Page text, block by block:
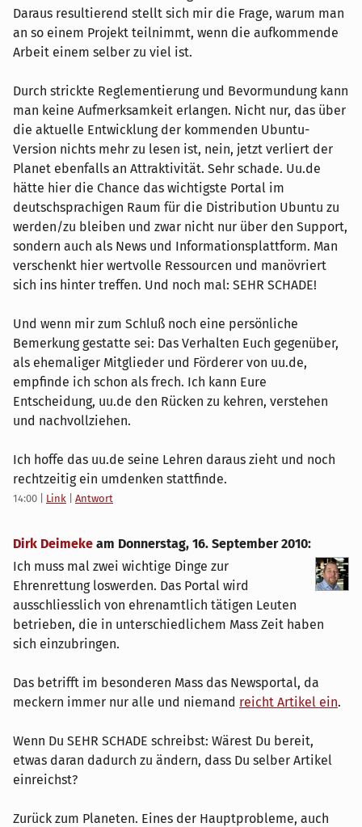
Daraus resultierend stellt sich mir die Frage, warum man
an so einem Projekt teilnimmt, wenn die aufkommende
Arbeit einem selber zu viel ist.
Durch strickte Reglementierung und Bevormundung kann
man keine Aufmerksamkeit erlangen. Nicht nur, das über
die aktuelle Entwicklung der kommenden Ubuntu-
Version nichts mehr zu lesen ist, nein, jetzt verliert der
Planet ebenfalls an Attraktivität. Sehr schade. Uu.de
hätte hier die Chance das wichtigste Portal im
deutschsprachigen Raum für die Distribution Ubuntu zu
werden/zu bleiben und zwar nicht nur über den Support,
sondern auch als News und Informationsplattform. Man
verschenkt hier wertvolle Ressourcen und manövriert
sich ins hinter treffen. Und noch mal: SEHR SCHADE!
Und wenn mir zum Schluß noch eine persönliche
Bemerkung gestatte sei: Das Verhalten Euch gegenüber,
als ehemaliger Mitglieder und Förderer von uu.de,
empfinde ich schon als frech. Ich kann Eure
Entscheidung, uu.de den Rücken zu kehren, verstehen
und nachvollziehen.
Ich hoffe das uu.de seine Lehren daraus zieht und noch
rechtzeitig ein umdenken stattfinde.
14:00 Link Antwort
Dirk Deimeke am Donnerstag, 16. September 2010:
Ich muss mal zwei wichtige Dinge zur
Ehrenrettung loswerden. Das Portal wird
ausschliesslich von ehrenamtlich tätigen Leuten
betrieben, die in unterschiedlichem Mass Zeit haben
sich einzubringen.
Das betrifft im besonderen Mass das Newsportal, da
meckern immer nur alle und niemand reicht Artikel ein.
Wenn Du SEHR SCHADE schreibst: Wärest Du bereit,
etwas daran dadurch zu ändern, dass Du selber Artikel
einreichst?
Zurück zum Planeten. Eines der Hauptprobleme, auch